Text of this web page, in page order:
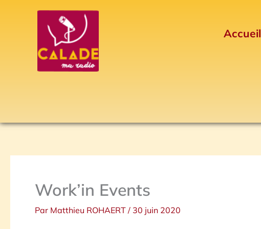
Accueil
Work’in Events
Par Matthieu ROHAERT / 30 juin 2020